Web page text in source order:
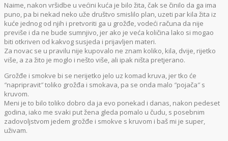
Naime, nakon vršidbe u većini kuća je bilo žita, čak se činilo da ga ima
puno, pa bi nekad neko uže društvo smislilo plan, uzeti par kila žita iz
kuće jednog od njih i pretvoriti ga u grožđe, vodeći računa da nije
previše i da ne bude sumnjivo, jer ako je veća količina lako si mogao
biti otkriven od kakvog susjeda i prijavljen materi.
Za novac se u pravilu nije kupovalo ne znam koliko, kila, dvije, rijetko
više, a za žito je moglo i nešto više, ali ipak ništa pretjerano.
Grožđe i smokve bi se nerijetko jelo uz komad kruva, jer tko će
″napripravit″ toliko grožđa i smokava, pa se onda malo ″pojača″ s
kruvom.
Meni je to bilo toliko dobro da ja evo ponekad i danas, nakon pedeset
godina, iako me svaki put žena gleda pomalo u čudu, s posebnim
zadovoljstvom jedem grožđe i smokve s kruvom i baš mi je super,
uživam.